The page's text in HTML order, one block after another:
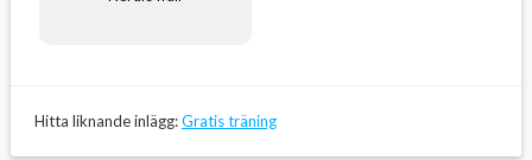
Hitta liknande inlägg:Gratis träning